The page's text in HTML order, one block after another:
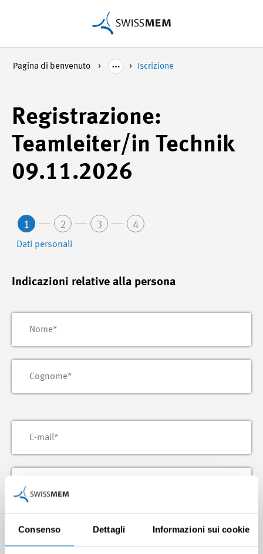
Consenso Dettagli Informazioni sui cookie
Pagina di benvenuto Iscrizione
Registrazione:
Teamleiter/in Technik
09.11.2026
1 2 3 4
Dati personali
Indicazioni relative alla persona